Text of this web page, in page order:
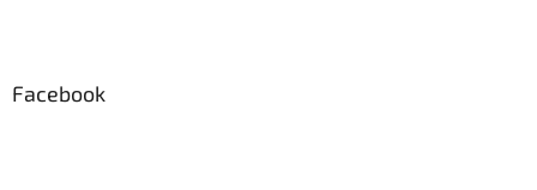
Facebook